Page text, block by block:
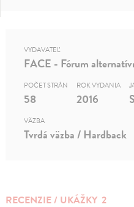
RECENZIE / UKÁŽKY 2
VYDAVATEĽ
FACE - Fórum
POČET STRÁN
58
ROK VYDANIA
2016
VÄZBA
Tvrdá väzba / Hardback